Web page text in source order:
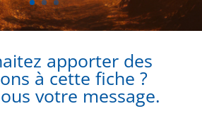
apporter des
à cette fiche ?
votre message.